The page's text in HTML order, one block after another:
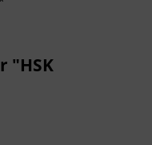
"HSK